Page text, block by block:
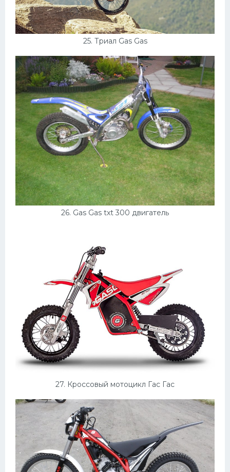
25. Триал Gas Gas
26. Gas Gas txt 300 двигатель
27. Кроссовый мотоцикл Гас Гас